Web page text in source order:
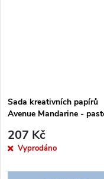
Sada kreativních papírů
Avenue Mandarine -
207 Kč
Vyprodáno